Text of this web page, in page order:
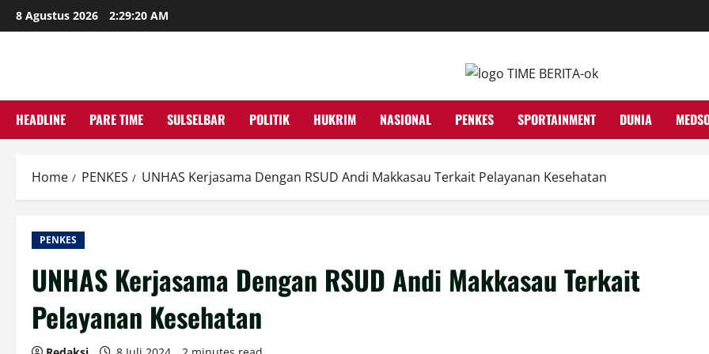
Skip
to
8 Agustus 2026 2:29:21 AM
HEADLINE PARE TIME SULSELBAR POLITIK HUKRIM NASIONAL PENKES SPORTAINMENT DUNIA
Home PENKES UNHAS Kerjasama Dengan RSUD Andi Makkasau Terkait Pelayanan Kesehatan
PENKES
UNHAS Kerjasama Dengan RSUD Andi Makkasau Terkait
Pelayanan Kesehatan